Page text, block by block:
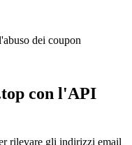
dei coupon
con l'API
rilevare gli indirizzi email